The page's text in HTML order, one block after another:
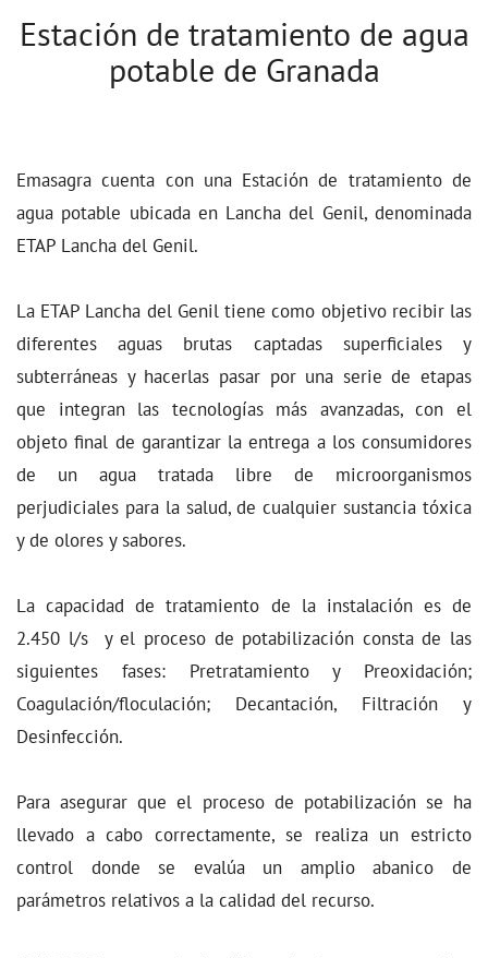
Estación de tratamiento de agua
potable de Granada
Emasagra cuenta con una Estación de tratamiento de
agua potable ubicada en Lancha del Genil, denominada
ETAP Lancha del Genil.
La ETAP Lancha del Genil tiene como objetivo recibir las
diferentes aguas brutas captadas superficiales y
subterráneas y hacerlas pasar por una serie de etapas
que integran las tecnologías más avanzadas, con el
objeto final de garantizar la entrega a los consumidores
de un agua tratada libre de microorganismos
perjudiciales para la salud, de cualquier sustancia tóxica
y de olores y sabores.
La capacidad de tratamiento de la instalación es de
2.450 l/s y el proceso de potabilización consta de las
siguientes fases: Pretratamiento y Preoxidación;
Coagulación/floculación; Decantación, Filtración y
Desinfección.
Para asegurar que el proceso de potabilización se ha
llevado a cabo correctamente, se realiza un estricto
control donde se evalúa un amplio abanico de
parámetros relativos a la calidad del recurso.